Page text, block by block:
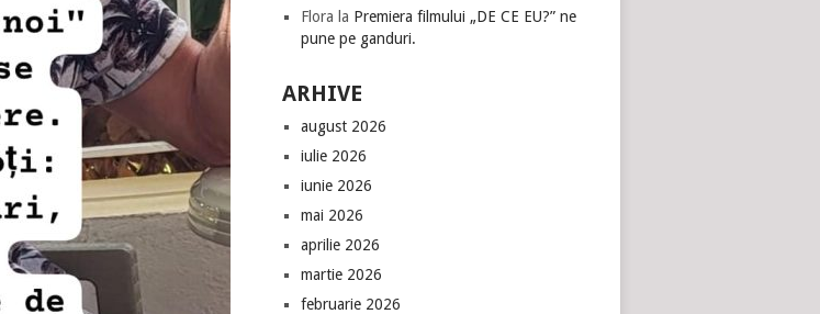
Flora la Premiera filmului „DE CE EU?” ne
pune pe ganduri.
ARHIVE
august 2026
iulie 2026
iunie 2026
mai 2026
aprilie 2026
martie 2026
februarie 2026